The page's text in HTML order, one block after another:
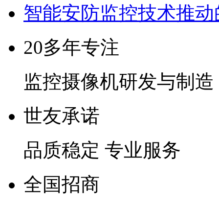
智能安防监控技术推
20多年专注
监控摄像机研发与制造
世友承诺
品质稳定 专业服务
全国招商